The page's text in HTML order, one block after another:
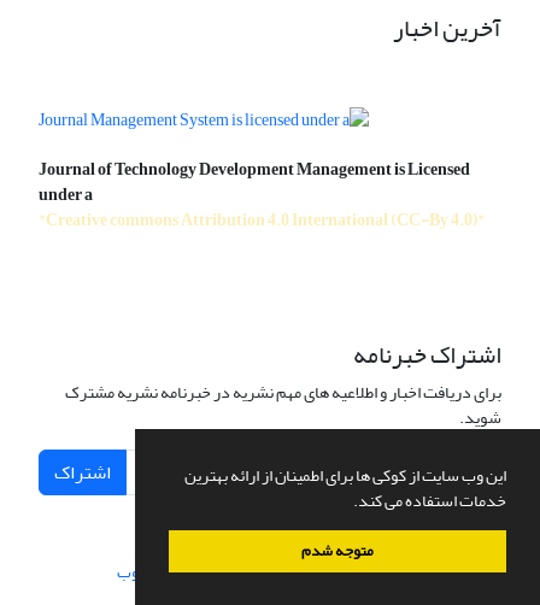
این وب سایت از کوکی ها برای اطمینان از ارائه بهترین
خدمات استفاده می کند.
متوجه شدم
آخرین اخبار
Journal of Technology Development Management is Licensed
under a
"Creative commons Attribution 4.0 International (CC-By 4.0)"
اشتراک خبرنامه
برای دریافت اخبار و اطلاعیه های مهم نشریه در خبرنامه نشریه مشترک
شوید.
اشتراک
سامانه مدیریت نشریات علمی.طراحی و پیاده سازی از سیناوب